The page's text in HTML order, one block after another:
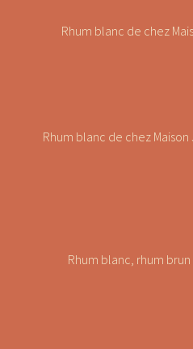
Rhum blanc de chez
Rhum blanc de chez
Rhum blanc, rhum